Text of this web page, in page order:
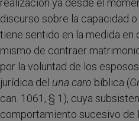
realización ya desde el
discurso sobre la capacidad
tiene sentido en la medida en
mismo de contraer
por la voluntad de los
jurídica del una caro bíblica (
can. 1061, § 1), cuya
comportamiento sucesivo de